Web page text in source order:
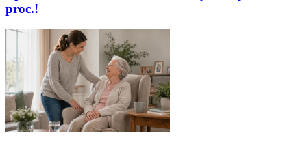
proc.!